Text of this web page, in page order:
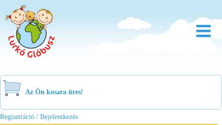
Bölcsőde
Az Ön kosara üres!
Regisztráció / Bejelentkezés